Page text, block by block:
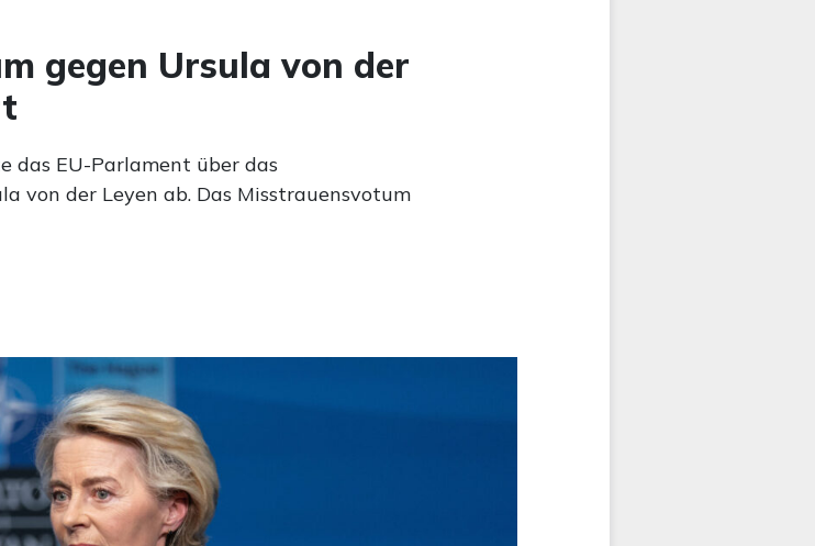
gegen Ursula von der
das EU-Parlament über das
von der Leyen ab. Das Misstrauensvotum